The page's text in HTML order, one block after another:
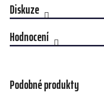
Diskuze
Hodnocení
Podobné produkty